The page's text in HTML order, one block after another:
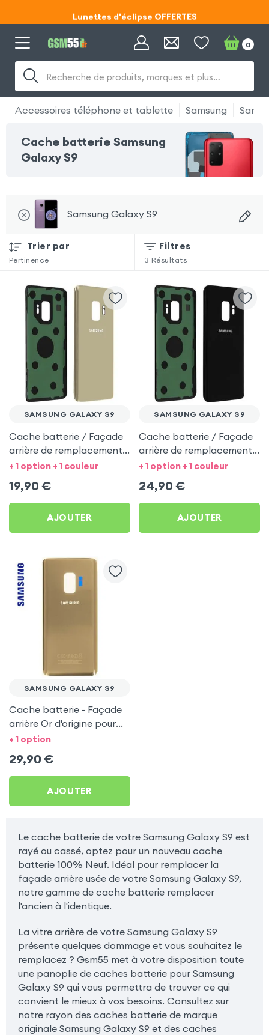
Lunettes d'éclipse OFFERTES
Code ECLIPSE55
Recherche de produits, marques et plus…
0
Accessoires téléphone et tablette Samsung
Cache batterie Samsung
Galaxy S9
Samsung Galaxy S9
Trier par
Pertinence
Filtres
3 Résultats
SAMSUNG GALAXY S9
Cache batterie / Façade
arrière de remplacement -
Or pour Samsung Galaxy
+ 1 option + 1 couleur
19,90 €
AJOUTER
SAMSUNG GALAXY S9
Cache batterie / Façade
arrière de remplacement -
Noir pour Samsung
+ 1 option + 1 couleur
24,90 €
AJOUTER
SAMSUNG GALAXY S9
Cache batterie - Façade
arrière Or d'origine pour
Samsung Galaxy S9
+ 1 option
29,90 €
AJOUTER
Le cache batterie de votre Samsung Galaxy S9 est
rayé ou cassé, optez pour un nouveau cache
batterie 100% Neuf. Idéal pour remplacer la
façade arrière usée de votre Samsung Galaxy S9,
notre gamme de cache batterie remplacer
l'ancien à l'identique.
La vitre arrière de votre Samsung Galaxy S9
présente quelques dommage et vous souhaitez le
remplacez ? Gsm55 met à votre disposition toute
une panoplie de caches batterie pour Samsung
Galaxy S9 qui vous permettra de trouver ce qui
convient le mieux à vos besoins. Consultez sur
notre rayon des caches batterie de marque
originale Samsung Galaxy S9 et des caches